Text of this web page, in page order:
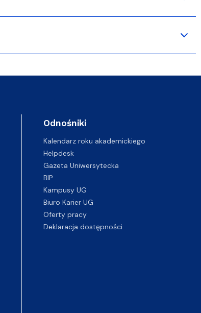
Odnośniki
Kalendarz roku akademickiego
Helpdesk
Gazeta Uniwersytecka
BIP
Kampusy UG
Biuro Karier UG
Oferty pracy
Deklaracja dostępności